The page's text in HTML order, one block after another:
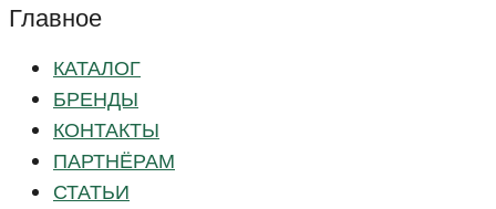
Главное
КАТАЛОГ
БРЕНДЫ
КОНТАКТЫ
ПАРТНЁРАМ
СТАТЬИ